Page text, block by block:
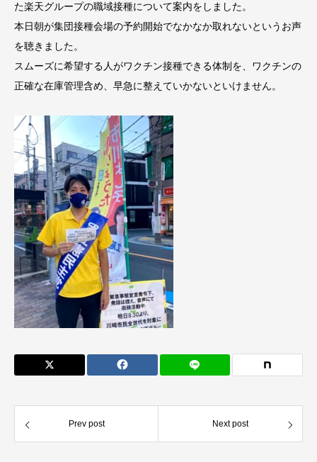
た楽天グループの職域接種について案内をしました。
本日朝が集団接種会場の予約開始でなかなか取れないというお声
を聴きました。
スムーズに希望する人がワクチン接種できる体制を、ワクチンの
正確な在庫管理含め、早急に整えていかないといけません。
Prev post Next post